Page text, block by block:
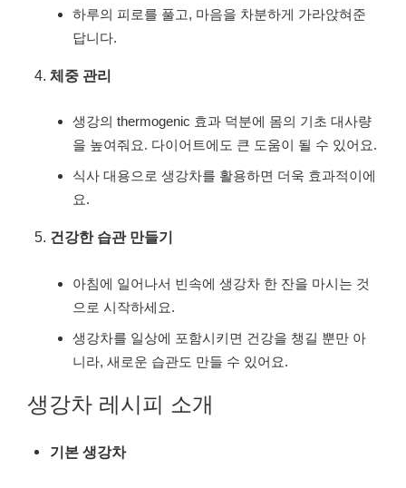
하루의 피로를 풀고, 마음을 차분하게 가라앉혀준
답니다.
체중 관리
생강의 thermogenic 효과 덕분에 몸의 기초 대사량
을 높여줘요. 다이어트에도 큰 도움이 될 수 있어요.
식사 대용으로 생강차를 활용하면 더욱 효과적이에
요.
건강한 습관 만들기
아침에 일어나서 빈속에 생강차 한 잔을 마시는 것
으로 시작하세요.
생강차를 일상에 포함시키면 건강을 챙길 뿐만 아
니라, 새로운 습관도 만들 수 있어요.
생강차 레시피 소개
기본 생강차